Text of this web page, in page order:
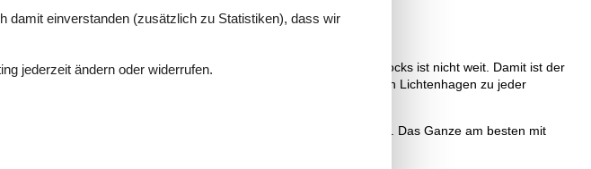
Stadtteil Warnemünde. Auch der Weg in das Zentrum Rostocks ist nicht weit. Damit ist der
auch bei wechselndem Wetter möglich, so dass ein Urlaub in Lichtenhagen zu jeder
einem Urlaubstag ganz entspannt mit der Familie ausklingen kann. Das Ganze am besten mit
damit einverstanden (zusätzlich zu Statistiken), dass wir
jederzeit ändern oder widerrufen.